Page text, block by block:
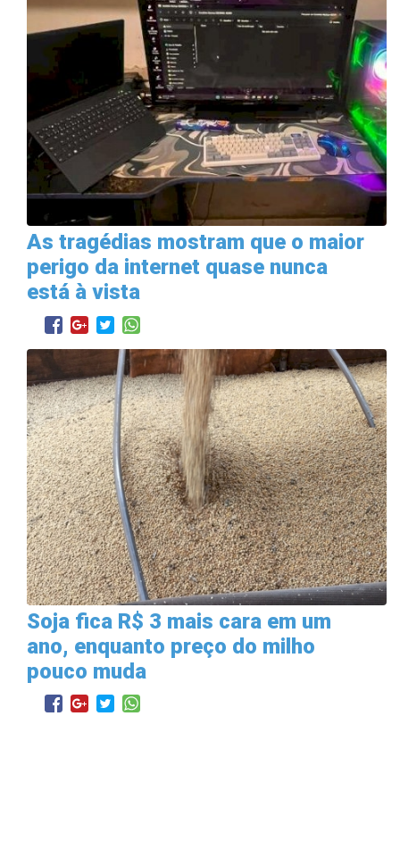
As tragédias mostram que o maior
perigo da internet quase nunca
está à vista
Soja fica R$ 3 mais cara em um
ano, enquanto preço do milho
pouco muda